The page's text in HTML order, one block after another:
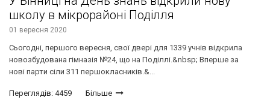
школу в мікрорайоні Поділля
01 вересня 2020
Сьогодні, першого вересня, свої двері для 1339 учнів відкрила
новозбудована гімназія №24, що на Поділлі.&nbsp; Вперше за
нові парти сіли 311 першокласників.&...
Переглядів: 4459 Більше